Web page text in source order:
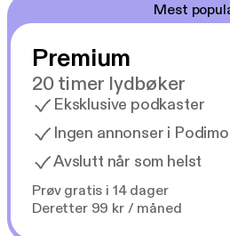
Mest
Premium
20 timer lydbøker
Eksklusive podkaster
Ingen annonser i
Avslutt når som helst
Prøv gratis i 14 dager
Deretter 99 kr / måned